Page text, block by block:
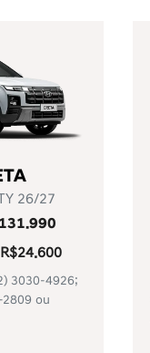
26/27
3030-4926;
ou